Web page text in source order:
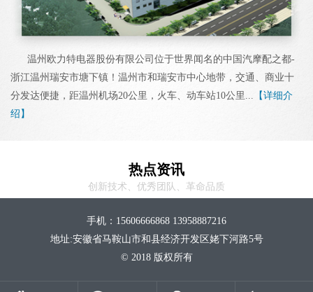
温州欧力特电器股份有限公司位于世界闻名的中国汽摩配之都-
浙江温州瑞安市塘下镇！温州市和瑞安市中心地带，交通、商业十
分发达便捷，距温州机场20公里，火车、动车站10公里...
【详细介
绍】
热点资讯
创新技术、优秀团队、革命品质
手机：15606666868 13958887216
地址:安徽省马鞍山市和县经济开发区姥下河路5号
© 2018 版权所有